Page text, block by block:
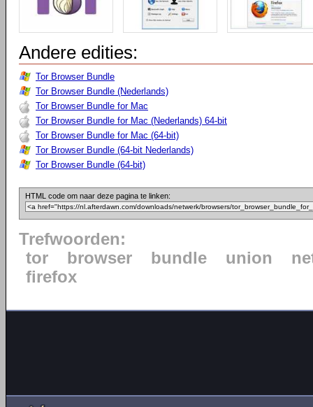
Andere edities:
Tor Browser Bundle
Tor Browser Bundle (Nederlands)
Tor Browser Bundle for Mac
Tor Browser Bundle for Mac (Nederlands) 64-bit
Tor Browser Bundle for Mac (64-bit)
Tor Browser Bundle (64-bit Nederlands)
Tor Browser Bundle (64-bit)
HTML code om naar deze pagina te linken:
Trefwoorden:
tor
browser bundle union
firefox